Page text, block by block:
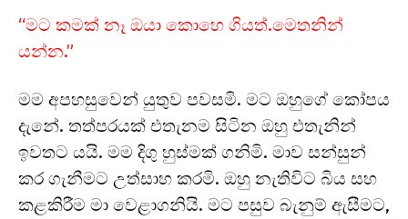
“මට කමක් නෑ ඔයා කොහෙ ගියත්.මෙතනින්
යන්න.”
මම අපහසුවෙන් යුතුව පවසමි. මට ඔහුගේ කෝපය
දැනේ. තත්පරයක් එතැනම සිටින ඔහු එතැනින්
ඉවතට යයි. මම දිගු හුස්මක් ගනිමි. මාව සන්සුන්
කර ගැනීමට උත්සාහ කරමි. ඔහු නැතිවිට බිය සහ
කළකිරීම මා වෙළාගනියි. මට පසුව බැනුම් ඇසීමට,